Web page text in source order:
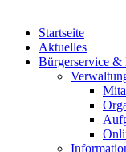
Startseite
Aktuelles
Bürgerservice &